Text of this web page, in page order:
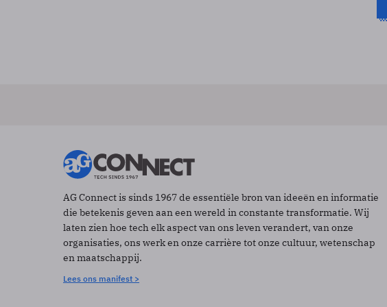
AG Connect is sinds 1967 de essentiële bron van ideeën en informatie
die betekenis geven aan een wereld in constante transformatie. Wij
laten zien hoe tech elk aspect van ons leven verandert, van onze
organisaties, ons werk en onze carrière tot onze cultuur, wetenschap
en maatschappij.
Lees ons manifest >